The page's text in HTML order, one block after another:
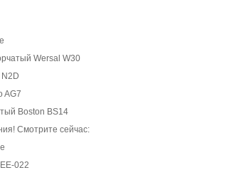
Wersal W30
AG7
Boston BS14
Смотрите сейчас:
022